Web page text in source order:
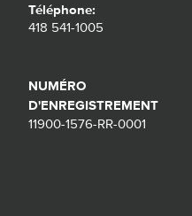
Téléphone:
418 541-1005
NUMÉRO
D'ENREGISTREMENT
11900-1576-RR-0001